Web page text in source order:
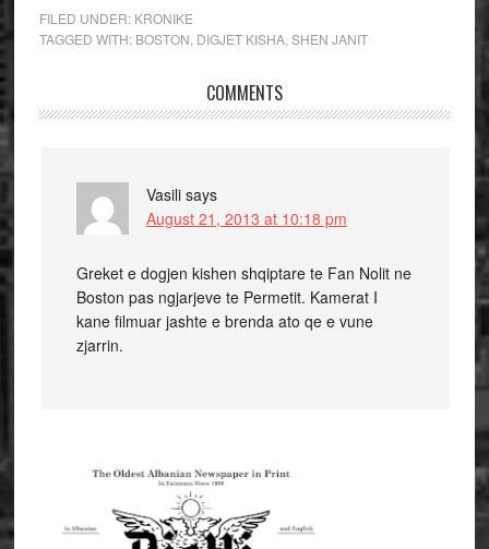
FILED UNDER: KRONIKE
TAGGED WITH: BOSTON DIGJET KISHA, SHEN JANIT
COMMENTS
Vasili says
August 21, 2013 at 10:18 pm
Greket e dogjen kishen shqiptare te Fan Nolit ne
Boston pas ngjarjeve te Permetit. Kamerat I
kane filmuar jashte e brenda ato qe e vune
zjarrin.